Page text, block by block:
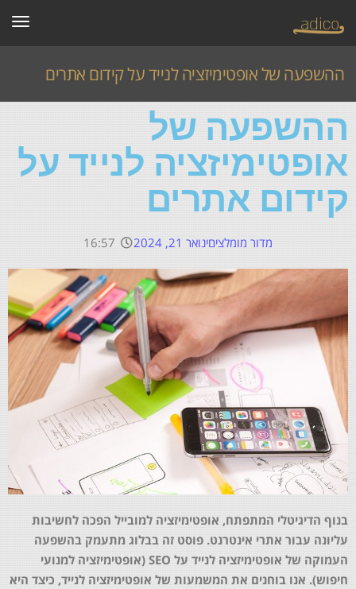
ההשפעה של אופטימיזציה לנייד על קידום אתרים
ראשי »
articles
» ההשפעה של אופטימיזציה לנייד על קידום אתריםההשפעה של
אופטימיזציה לנייד על
קידום אתרים
מדור מומלציםינואר 21, 2024 16:57
בנוף הדיגיטלי המתפתח, אופטימיזציה למובייל הפכה לחשיבות
עליונה עבור אתרי אינטרנט. פוסט זה בבלוג מתעמק בהשפעה
העמוקה של אופטימיזציה לנייד על SEO (אופטימיזציה למנועי
חיפוש). אנו בוחנים את המשמעות של אופטימיזציה לנייד, כיצד היא